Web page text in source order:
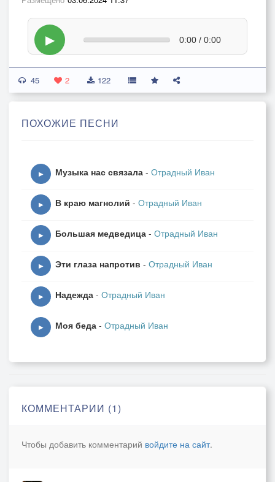
▶ 0:00 / 0:00
45 2 122
ПОХОЖИЕ ПЕСНИ
▶ Музыка нас связала - Отрадный Иван
▶ В краю магнолий - Отрадный Иван
▶ Большая медведица - Отрадный Иван
▶ Эти глаза напротив - Отрадный Иван
▶ Надежда - Отрадный Иван
▶ Моя беда - Отрадный Иван
КОММЕНТАРИИ (1)
Чтобы добавить комментарий войдите на сайт.